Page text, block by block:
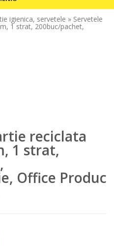
igienica, servetele » Servetele
1 strat, 200buc/pachet,
reciclata
1 strat,
Office Produc